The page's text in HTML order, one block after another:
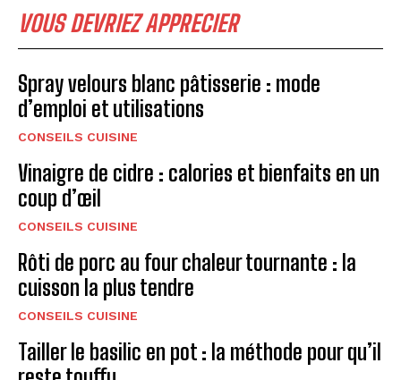
VOUS DEVRIEZ APPRECIER
Spray velours blanc pâtisserie : mode
d’emploi et utilisations
CONSEILS CUISINE
Vinaigre de cidre : calories et bienfaits en un
coup d’œil
CONSEILS CUISINE
Rôti de porc au four chaleur tournante : la
cuisson la plus tendre
CONSEILS CUISINE
Tailler le basilic en pot : la méthode pour qu’il